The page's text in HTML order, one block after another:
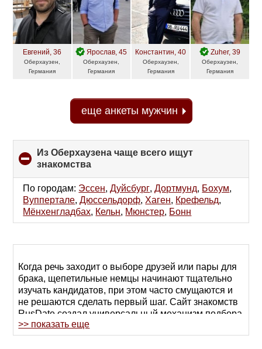
Евгений, 36
Оберхаузен,
Германия
Ярослав, 45
Оберхаузен,
Германия
Константин, 40
Оберхаузен,
Германия
Zuher, 39
Оберхаузен,
Германия
еще анкеты мужчин
Из Оберхаузена чаще всего ищут
знакомства
to
collapse
contents
По городам: Эссен,Дуйсбург,Дортмунд, Бохум,
Вуппертале,Дюссельдорф, Хаген, Крефельд,
Мёнхенгладбах, Кельн, Мюнстер, Бонн
Когда речь заходит о выборе друзей или пары для
брака, щепетильные немцы начинают тщательно
изучать кандидатов, при этом часто смущаются и
не решаются сделать первый шаг. Сайт знакомств
RusDate создал универсальный механизм подбора
анкет потенциальных партнеров и предлагает
начинать общение в чате.
>> показать еще